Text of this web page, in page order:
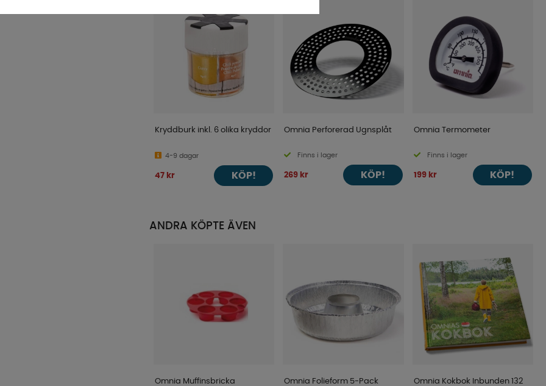
Kryddburk inkl. 6 olika kryddor
4-9 dagar
47 kr KÖP!
Omnia Perforerad Ugnsplåt
Finns i lager
269 kr KÖP!
Omnia Termometer
Finns i lager
199 kr KÖP!
ANDRA KÖPTE ÄVEN
Omnia Muffinsbricka Omnia Folieform 5-Pack
Omnia Kokbok Inbunden 132